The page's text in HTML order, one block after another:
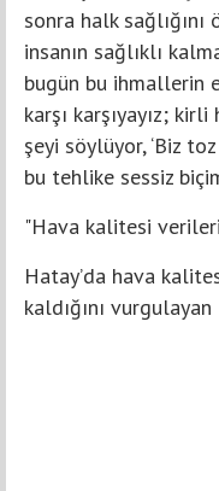
sonra halk
insanın sağlıklı
bugün bu ihmallerin
karşı karşıyayız;
şeyi söylüyor, ‘Biz
bu tehlike sessiz
"Hava kalitesi
Hatay’da hava
kaldığını